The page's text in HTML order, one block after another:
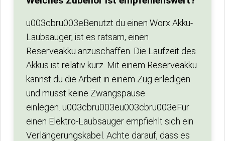
u003cbru003eBenutzt du einen Worx Akku-
Laubsauger, ist es ratsam, einen
Reserveakku anzuschaffen. Die Laufzeit des
Akkus ist relativ kurz. Mit einem Reserveakku
kannst du die Arbeit in einem Zug erledigen
und musst keine Zwangspause
einlegen. u003cbru003eu003cbru003eFür
einen Elektro-Laubsauger empfiehlt sich ein
Verlängerungskabel. Achte darauf, dass es